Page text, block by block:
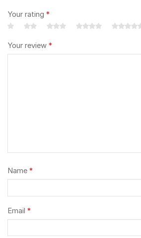
Your rating *
Your review *
Name *
Email *